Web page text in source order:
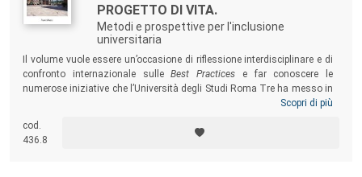
PROGETTO DI VITA.
Metodi e prospettive per l'inclusione
universitaria
Il volume vuole essere un’occasione di riflessione interdisciplinare e di
confronto internazionale sulleBest Practices e far conoscere le
numerose iniziative che l’Università degli Studi Roma Tre ha messo in
campo fin dalla sua fondazione per l’inclusione degli studenti disabili.
assistenti sociali, terapisti della riabilitazione e quanti a vario titolo
svolgono il proprio ruolo in contesti culturali, formativi e sociali.
Scopri di più
cod.
436.8